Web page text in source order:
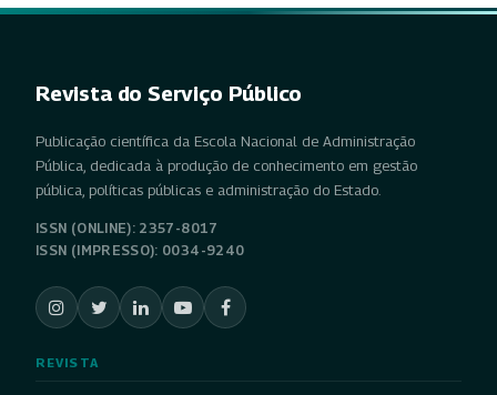
Revista do Serviço Público
Publicação científica da Escola Nacional de Administração
Pública, dedicada à produção de conhecimento em gestão
pública, políticas públicas e administração do Estado.
ISSN (ONLINE): 2357-8017
ISSN (IMPRESSO): 0034-9240
REVISTA